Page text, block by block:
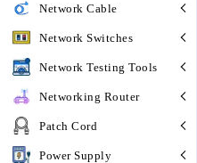
Network Cable
Network Switches
Network Testing Tools
Networking Router
Patch Cord
Power Supply